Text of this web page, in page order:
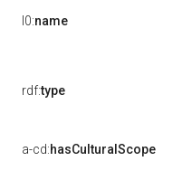
l0:name
rdf:type
a-cd:hasCulturalScope